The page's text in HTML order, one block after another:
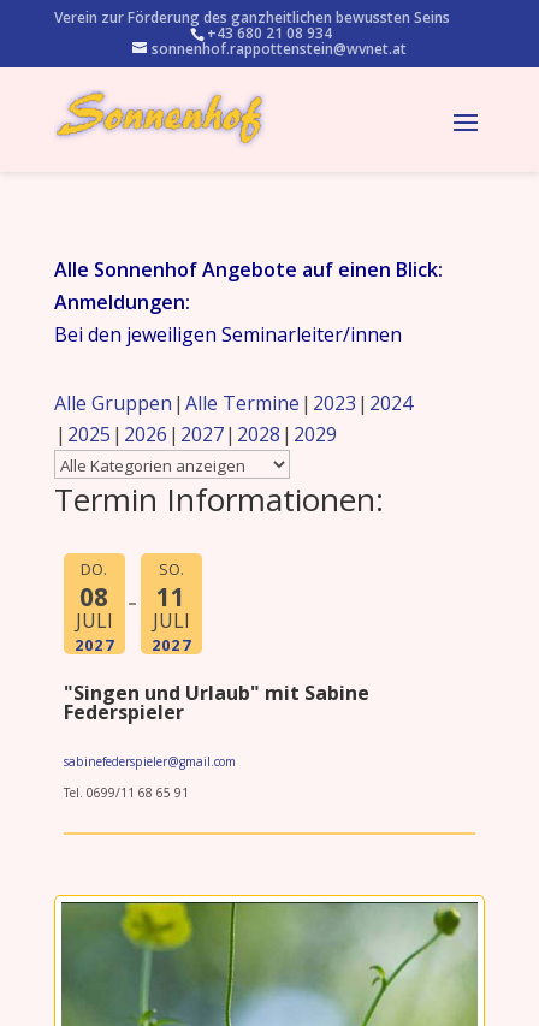
Verein zur Förderung des ganzheitlichen bewussten Seins
+43 680 21 08 934
sonnenhof.rappottenstein@wvnet.at
Alle Sonnenhof Angebote auf einen Blick:
Anmeldungen:
Bei den jeweiligen Seminarleiter/innen
Alle Gruppen Alle Termine 2023 2024
2025 2026 2027 2028 2029
Termin Informationen:
DO.
08
JULI
2027
SO.
11
JULI
2027
"Singen und Urlaub" mit Sabine
Federspieler
sabinefederspieler@gmail.com
Tel. 0699/11 68 65 91